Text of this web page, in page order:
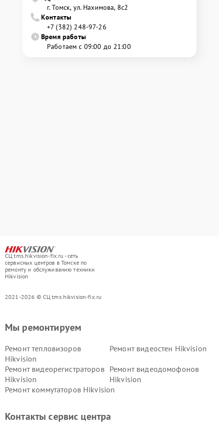
г. Томск, ул. Нахимова, 8с2
Контакты
+7 (382) 248-97-26
Время работы
Работаем с 09:00 до 21:00
СЦ tms.hikvision-fix.ru - сеть
сервисных центров в Томске по
ремонту и обслуживанию техники
Hikvision
2021-2026 © СЦ tms.hikvision-fix.ru
Мы ремонтируем
Ремонт тепловизоров
Hikvision
Ремонт видеостен Hikvision
Ремонт видеорегистраторов
Hikvision
Ремонт видеодомофонов
Hikvision
Ремонт коммутаторов Hikvision
Контакты сервис центра